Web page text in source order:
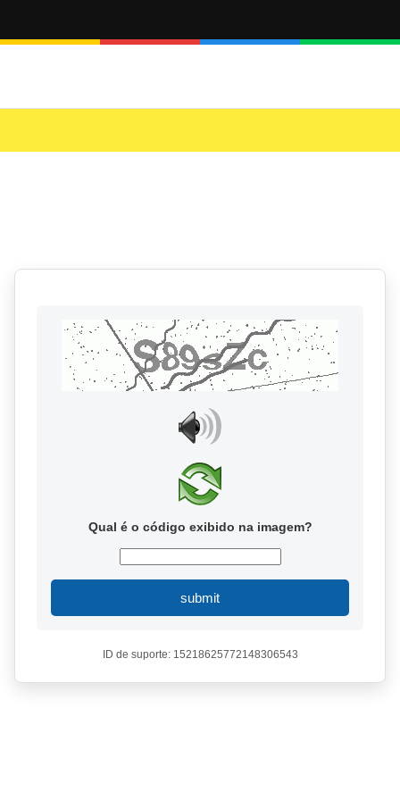
Qual é o código exibido na imagem?
submit
ID de suporte: 15218625772148306543